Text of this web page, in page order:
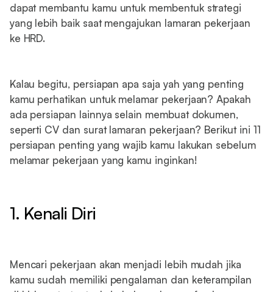
dapat membantu kamu untuk membentuk strategi
yang lebih baik saat mengajukan lamaran pekerjaan
ke HRD.
Kalau begitu, persiapan apa saja yah yang penting
kamu perhatikan untuk melamar pekerjaan? Apakah
ada persiapan lainnya selain membuat dokumen,
seperti CV dan surat lamaran pekerjaan? Berikut ini 11
persiapan penting yang wajib kamu lakukan sebelum
melamar pekerjaan yang kamu inginkan!
1. Kenali Diri
Mencari pekerjaan akan menjadi lebih mudah jika
kamu sudah memiliki pengalaman dan keterampilan